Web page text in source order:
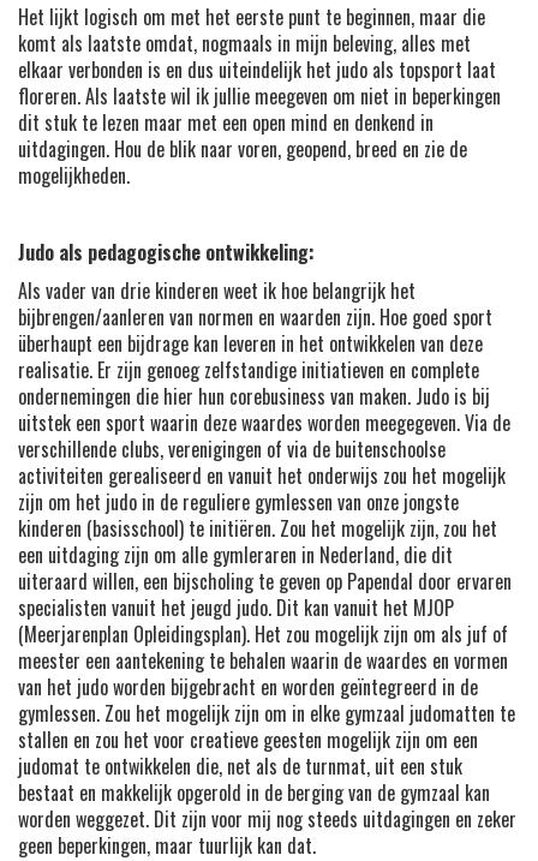
Het lijkt logisch om met het eerste punt te beginnen, maar die
komt als laatste omdat, nogmaals in mijn beleving, alles met
elkaar verbonden is en dus uiteindelijk het judo als topsport laat
floreren. Als laatste wil ik jullie meegeven om niet in beperkingen
dit stuk te lezen maar met een open mind en denkend in
uitdagingen. Hou de blik naar voren, geopend, breed en zie de
mogelijkheden.
Judo als pedagogische ontwikkeling:
Als vader van drie kinderen weet ik hoe belangrijk het
bijbrengen/aanleren van normen en waarden zijn. Hoe goed sport
überhaupt een bijdrage kan leveren in het ontwikkelen van deze
realisatie. Er zijn genoeg zelfstandige initiatieven en complete
ondernemingen die hier hun corebusiness van maken. Judo is bij
uitstek een sport waarin deze waardes worden meegegeven. Via de
verschillende clubs, verenigingen of via de buitenschoolse
activiteiten gerealiseerd en vanuit het onderwijs zou het mogelijk
zijn om het judo in de reguliere gymlessen van onze jongste
kinderen (basisschool) te initiëren. Zou het mogelijk zijn, zou het
een uitdaging zijn om alle gymleraren in Nederland, die dit
uiteraard willen, een bijscholing te geven op Papendal door ervaren
specialisten vanuit het jeugd judo. Dit kan vanuit het MJOP
(Meerjarenplan Opleidingsplan). Het zou mogelijk zijn om als juf of
meester een aantekening te behalen waarin de waardes en vormen
van het judo worden bijgebracht en worden geïntegreerd in de
gymlessen. Zou het mogelijk zijn om in elke gymzaal judomatten te
stallen en zou het voor creatieve geesten mogelijk zijn om een
judomat te ontwikkelen die, net als de turnmat, uit een stuk
bestaat en makkelijk opgerold in de berging van de gymzaal kan
worden weggezet. Dit zijn voor mij nog steeds uitdagingen en zeker
geen beperkingen, maar tuurlijk kan dat.